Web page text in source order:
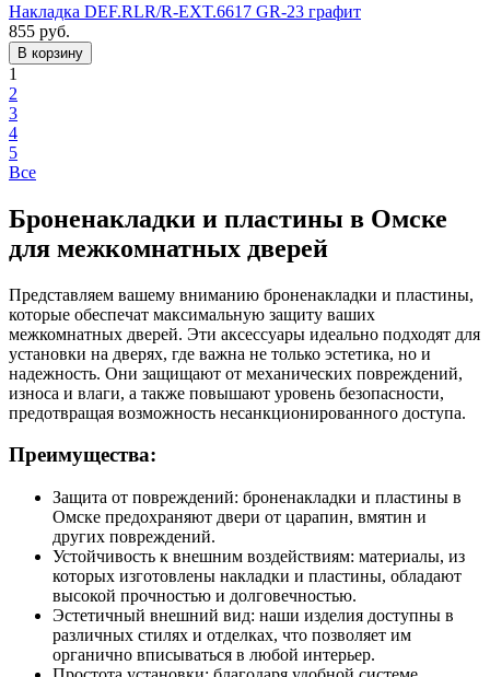
Накладка DEF.RLR/R-EXT.6617 GR-23 графит
855 руб.
1
2
3
4
5
Все
Броненакладки и пластины в Омске
для межкомнатных дверей
Представляем вашему вниманию броненакладки и пластины,
которые обеспечат максимальную защиту ваших
межкомнатных дверей. Эти аксессуары идеально подходят для
установки на дверях, где важна не только эстетика, но и
надежность. Они защищают от механических повреждений,
износа и влаги, а также повышают уровень безопасности,
предотвращая возможность несанкционированного доступа.
Преимущества:
Защита от повреждений: броненакладки и пластины в
Омске предохраняют двери от царапин, вмятин и
других повреждений.
Устойчивость к внешним воздействиям: материалы, из
которых изготовлены накладки и пластины, обладают
высокой прочностью и долговечностью.
Эстетичный внешний вид: наши изделия доступны в
различных стилях и отделках, что позволяет им
органично вписываться в любой интерьер.